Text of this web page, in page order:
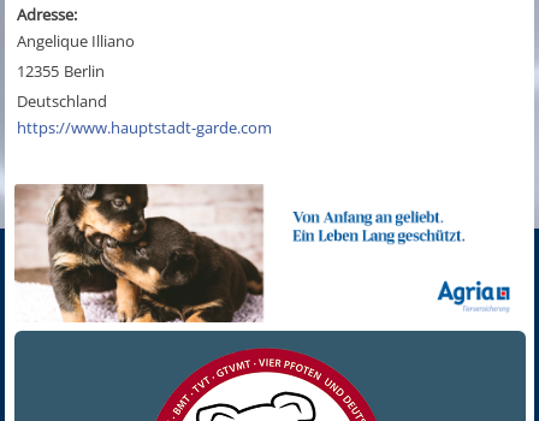
Adresse:
Angelique Illiano
12355 Berlin
Deutschland
https://www.hauptstadt-garde.com